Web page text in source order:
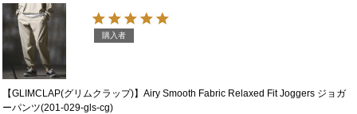
i
o
【GLIMCLAP(グリムクラップ)】Airy Smooth Fabric Relaxed Fit Joggers ジョガ
ーパンツ(201-029-gls-cg)
購入者